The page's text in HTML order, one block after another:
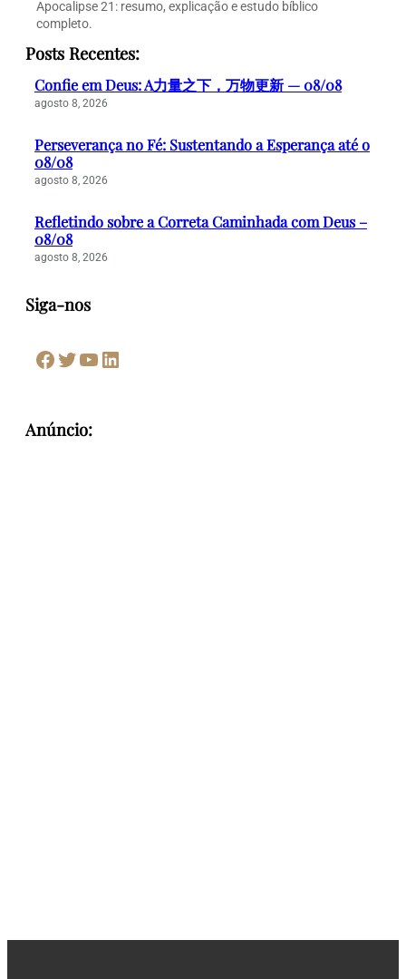
Apocalipse 21: resumo, explicação e estudo bíblico
completo.
Posts Recentes:
Confie em Deus: A力量之下，万物更新 — 08/08
agosto 8, 2026
Perseverança no Fé: Sustentando a Esperança até o
08/08
agosto 8, 2026
Refletindo sobre a Correta Caminhada com Deus –
08/08
agosto 8, 2026
Siga-nos
Facebook Twitter Youtube LinkedIn
Anúncio: